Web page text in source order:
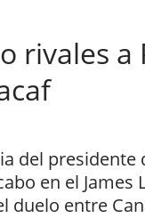
rivales a
del presidente
en el James
entre